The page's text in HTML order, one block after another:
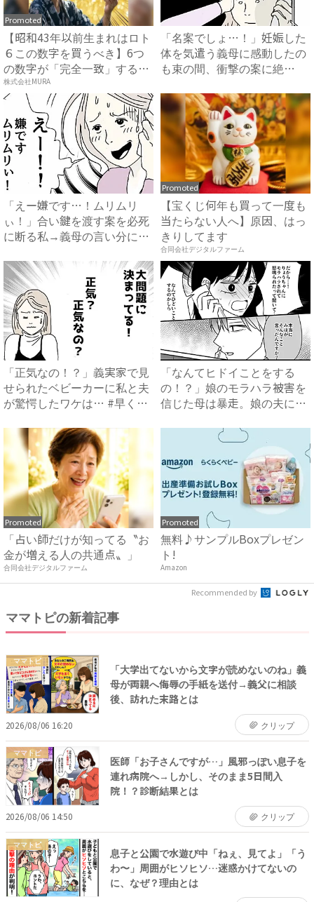
Promoted
【昭和43年以前生まれはロト
６この数字を買うべき】6つ
の数字が「完全一致」する
方...
株式会社MURA
「名案でしょ…！」妊娠した
体を気遣う義母に感動したの
も束の間、衝撃の案に絶
「えー嫌です…！ムリムリ
ぃ！」合い鍵を渡す案を必死
に断る私→義母の言い分にあ
Promoted
【宝くじ何年も買って一度も
当たらない人へ】原因、はっ
きりしてます
合同会社デジタルファーム
「正気なの！？」義実家で見
せられたベビーカーに私と夫
が驚愕したワケは… #早く
「なんてヒドイことをする
の！？」娘のモラハラ被害を
信じた母は暴走。娘の夫に電
Promoted
「占い師だけが知ってる〝お
金が増える人の共通点〟」
合同会社デジタルファーム
Promoted
無料♪サンプルBoxプレゼン
ト!
Amazon
Recommended by
ママトピの新着記事
ママトピ
「大学出てないから文字が読めないのね」義
母が両親へ侮辱の手紙を送付→義父に相談
後、訪れた末路とは
2026/08/06 16:20 クリップ
ママトピ
医師「お子さんですが…」風邪っぽい息子を
連れ病院へ→しかし、そのまま5日間入
院！？診断結果とは
2026/08/06 14:50 クリップ
ママトピ
息子と公園で水遊び中「ねぇ、見てよ」「う
わ〜」周囲がヒソヒソ…迷惑かけてないの
に、なぜ？理由とは